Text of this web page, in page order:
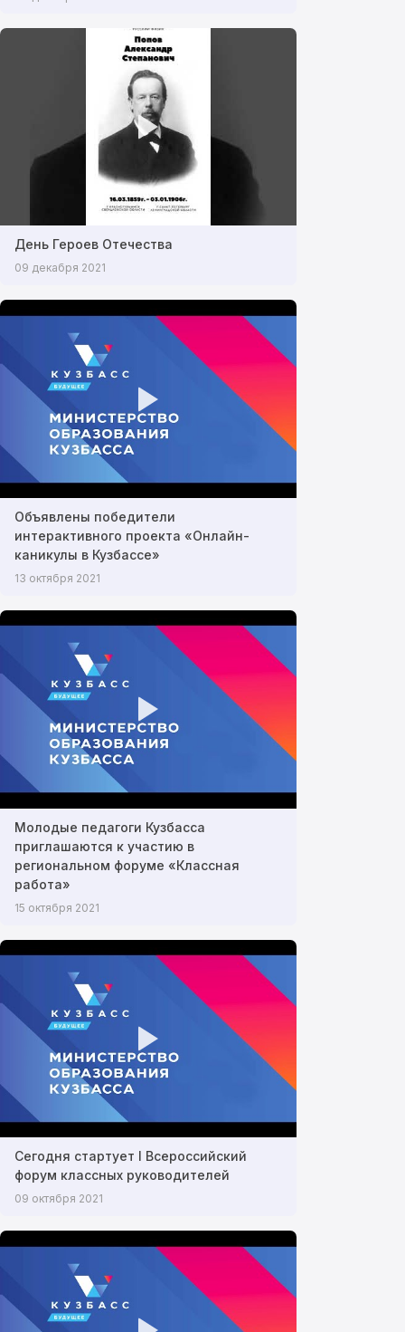
День Героев Отечества
09 декабря 2021
Объявлены победители
интерактивного проекта «Онлайн-
каникулы в Кузбассе»
13 октября 2021
Молодые педагоги Кузбасса
приглашаются к участию в
региональном форуме «Классная
работа»
15 октября 2021
Сегодня стартует I Всероссийский
форум классных руководителей
09 октября 2021